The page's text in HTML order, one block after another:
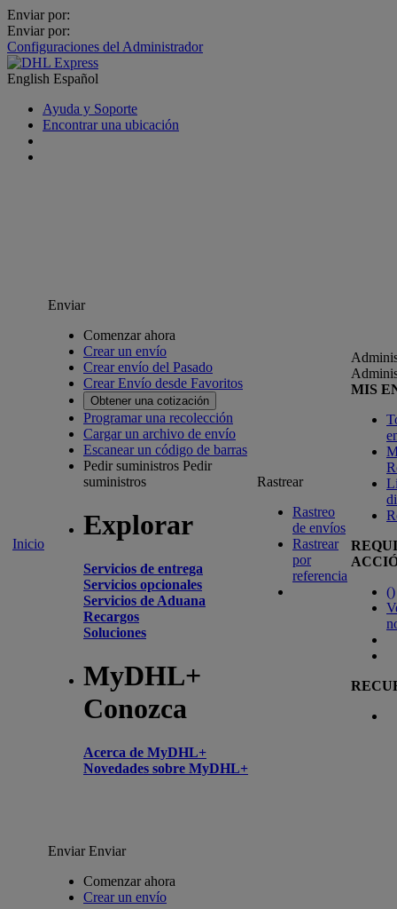
Enviar por:
Enviar por:
Configuraciones del Administrador
English Español
Ayuda y Soporte
Encontrar una ubicación
Inicio
Enviar
Comenzar ahora
Crear un envío
Crear envío del Pasado
Crear Envío desde Favoritos
Obtener una cotización
Programar una recolección
Cargar un archivo de envío
Escanear un código de barras
Pedir suministros Pedir
suministros
Explorar
Servicios de entrega
Servicios opcionales
Servicios de Aduana
Recargos
Soluciones
MyDHL+
Conozca
Acerca de MyDHL+
Novedades sobre MyDHL+
Rastrear
Rastreo
de envíos
Rastrear
por
referencia
MIS
()
EnviarEnviar
Comenzar ahora
Crear un envío